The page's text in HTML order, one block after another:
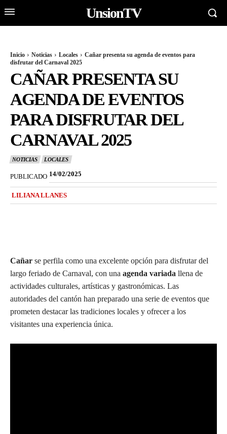
UnsionTV
Inicio Noticias Locales
Cañar presenta su agenda de eventos para
disfrutar del Carnaval 2025
CAÑAR PRESENTA SU
AGENDA DE EVENTOS
PARA DISFRUTAR DEL
CARNAVAL 2025
NOTICIAS LOCALES
PUBLICADO 14/02/2025
LILIANA LLANES
Cañar se perfila como una excelente opción para disfrutar del
largo feriado de Carnaval, con una agenda variada llena de
actividades culturales, artísticas y gastronómicas. Las
autoridades del cantón han preparado una serie de eventos que
prometen destacar las tradiciones locales y ofrecer a los
visitantes una experiencia única.